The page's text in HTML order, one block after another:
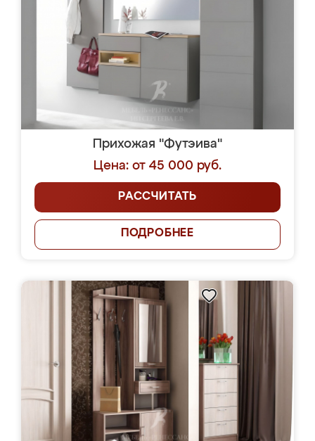
Прихожая "Футэива"
Цена: от 45 000 руб.
РАССЧИТАТЬ
ПОДРОБНЕЕ